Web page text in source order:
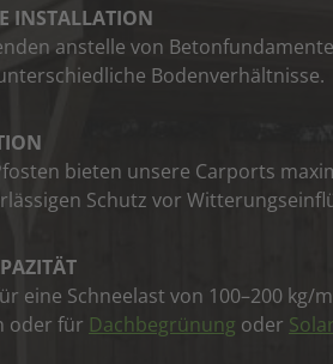
INSTALLATION
anstelle von
Bodenverhältnisse.
bieten unsere Carports
Schutz vor
eine Schneelast von 100–200 kg/
oder für Dachbegrünung oder Solar